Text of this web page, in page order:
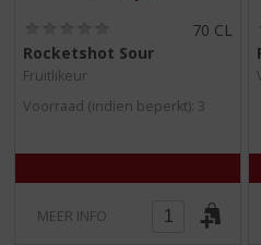
,
5
70 CL
Rocketshot Sour
Fruitlikeur
Voorraad (indien beperkt): 3
MEER INFO